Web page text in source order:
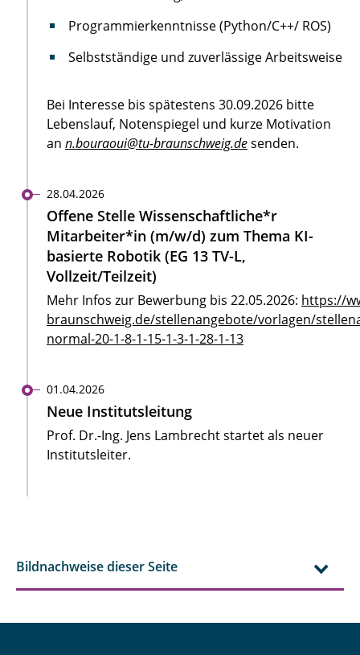
Programmierkenntnisse (Python/C++/ ROS)
Selbstständige und zuverlässige Arbeitsweise
Bei Interesse bis spätestens 30.09.2026 bitte
Lebenslauf, Notenspiegel und kurze Motivation
an n.bouraoui@tu-braunschweig.desenden.
28.04.2026
Offene Stelle Wissenschaftliche*r
Mitarbeiter*in (m/w/d) zum Thema KI-
basierte Robotik (EG 13 TV-L,
Vollzeit/Teilzeit)
Mehr Infos zur Bewerbung bis 22.05.2026: https://
braunschweig.de/stellenangebote/vorlagen/
normal-20-1-8-1-15-1-3-1-28-1-13
01.04.2026
Neue Institutsleitung
Prof. Dr.-Ing. Jens Lambrecht startet als neuer
Institutsleiter.
Bildnachweise dieser Seite